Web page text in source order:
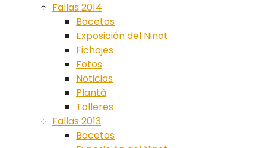
Fallas 2014
Bocetos
Exposición del Ninot
Fichajes
Fotos
Noticias
Plantà
Talleres
Fallas 2013
Bocetos